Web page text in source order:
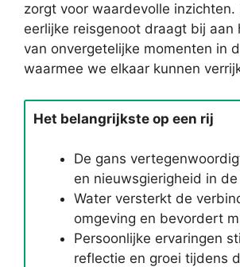
zorgt voor waardevolle inzichten.
eerlijke reisgenoot draagt bij aan
van onvergetelijke momenten in
waarmee we elkaar kunnen
Het belangrijkste op een rij
De gans
en nieuwsgierigheid in
Water versterkt de
omgeving en bevordert
Persoonlijke ervaringen
reflectie en groei tijdens